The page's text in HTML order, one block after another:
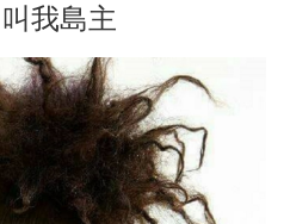
我島主